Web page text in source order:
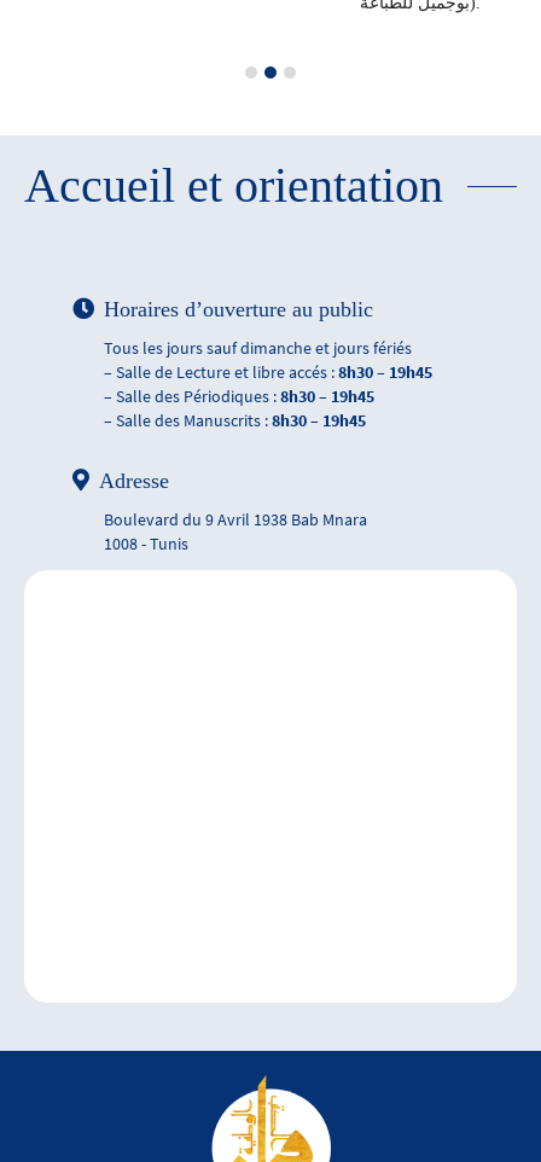
Accueil et orientation
Horaires d’ouverture au public
Tous les jours sauf dimanche et jours fériés
– Salle de Lecture et libre accés :8h30 – 19h45
– Salle des Périodiques :8h30 – 19h45
– Salle des Manuscrits :8h30 – 19h45
Adresse
Boulevard du 9 Avril 1938 Bab Mnara
1008 - Tunis